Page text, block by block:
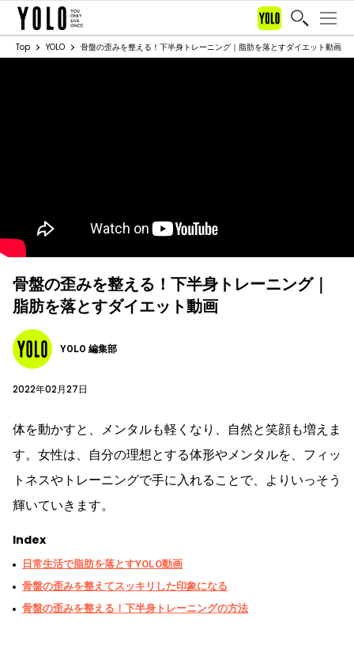
Top YOLO 骨盤の歪みを整える！下半身トレーニング｜脂肪を落とすダイエット動画
骨盤の歪みを整える！下半身トレーニング｜
脂肪を落とすダイエット動画
YOLO 編集部
2022年02月27日
体を動かすと、メンタルも軽くなり、自然と笑顔も増えま
す。女性は、自分の理想とする体形やメンタルを、フィッ
トネスやトレーニングで手に入れることで、よりいっそう
輝いていきます。
Index
日常生活で脂肪を落とすYOLO動画
骨盤の歪みを整えてスッキリした印象になる
骨盤の歪みを整える！下半身トレーニングの方法